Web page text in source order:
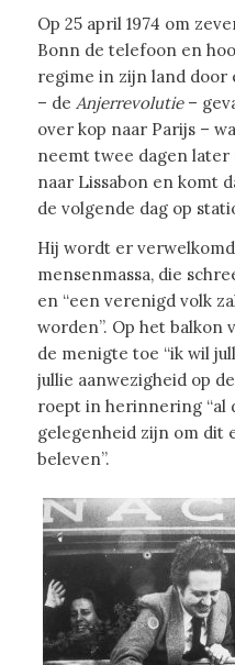
Op 25 april 1974 om
Bonn de telefoon en
regime in zijn land door
– de Anjerrevolutie–
over kop naar Parijs –
neemt twee dagen later
naar Lissabon en komt
de volgende dag op
Hij wordt er
mensenmassa, die
en “een verenigd volk
worden”. Op het balkon
de menigte toe “ik wil
jullie aanwezigheid op
roept in herinnering “al
gelegenheid zijn om dit
beleven”.